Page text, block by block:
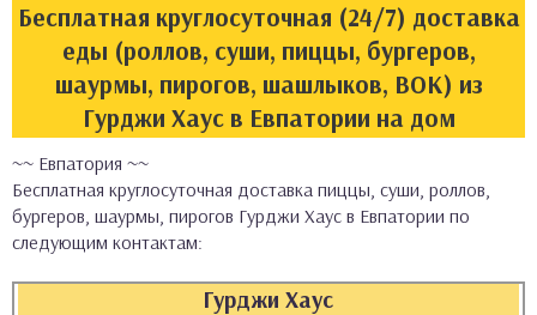
Бесплатная круглосуточная (24/7) доставка
еды (роллов, суши, пиццы, бургеров,
шаурмы, пирогов, шашлыков, ВОК) из
Гурджи Хаус в Евпатории на дом
~~ Евпатория ~~
Бесплатная круглосуточная доставка пиццы, суши, роллов,
бургеров, шаурмы, пирогов Гурджи Хаус в Евпатории по
следующим контактам:
Гурджи Хаус
кухня
кухня
кухня
булочки